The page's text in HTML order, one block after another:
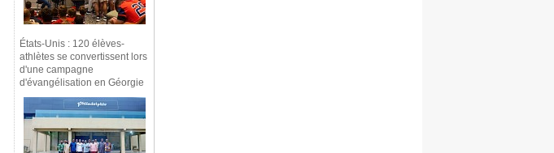
États-Unis : 120 élèves-
athlètes se convertissent lors
d'une campagne
d'évangélisation en Géorgie